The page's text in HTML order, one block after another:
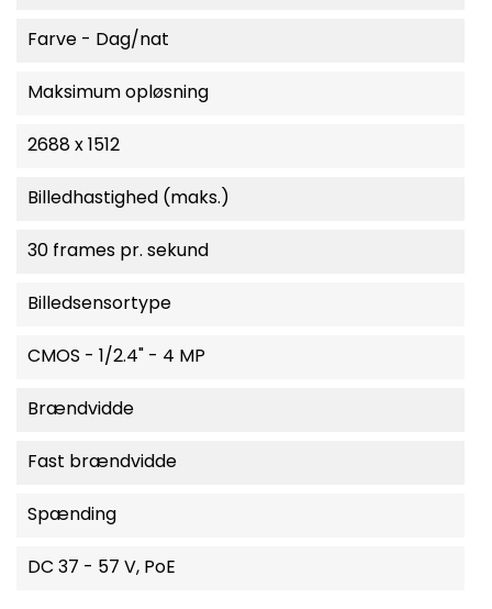
Farve - Dag/nat
Maksimum opløsning
2688 x 1512
Billedhastighed (maks.)
30 frames pr. sekund
Billedsensortype
CMOS - 1/2.4" - 4 MP
Brændvidde
Fast brændvidde
Spænding
DC 37 - 57 V, PoE